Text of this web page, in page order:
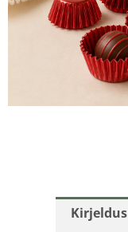
Kirjeldus